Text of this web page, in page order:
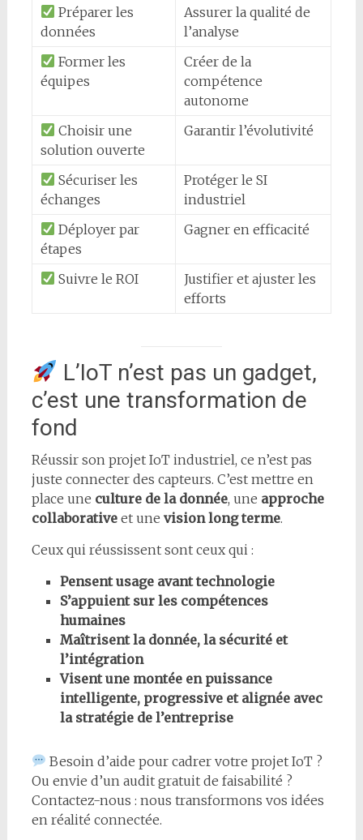
Préparer les
données
Assurer la qualité de
l’analyse
Former les
équipes
Créer de la
compétence
autonome
Choisir une
solution ouverte
Garantir l’évolutivité
Sécuriser les
échanges
Protéger le SI
industriel
Déployer par
étapes
Gagner en efficacité
Suivre le ROI
Justifier et ajuster les
efforts
L’IoT n’est pas un gadget,
c’est une transformation de
fond
Réussir son projet IoT industriel, ce n’est pas
juste connecter des capteurs. C’est mettre en
place une culture de la donnée, une approche
collaborativeet une vision long terme.
Ceux qui réussissent sont ceux qui :
Pensent usage avant technologie
S’appuient sur les compétences
humaines
Maîtrisent la donnée, la sécurité et
l’intégration
Visent une montée en puissance
intelligente, progressive et alignée avec
la stratégie de l’entreprise
Besoin d’aide pour cadrer votre projet IoT ?
Ou envie d’un audit gratuit de faisabilité ?
Contactez-nous : nous transformons vos idées
en réalité connectée.